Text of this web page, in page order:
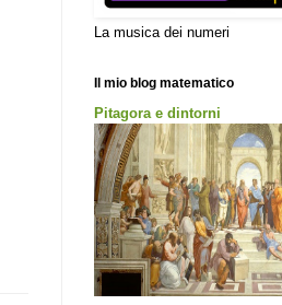
La musica dei numeri
Il mio blog matematico
Pitagora e dintorni